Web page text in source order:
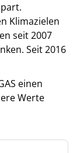
Klimazielen
seit 2007
Seit 2016
einen
Werte